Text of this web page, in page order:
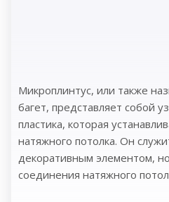
Микроплинтус, или также
багет, представляет собой
пластика, которая
натяжного потолка. Он
декоративным элементом,
соединения натяжного